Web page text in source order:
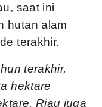
saat ini
hutan alam
terakhir.
terakhir,
hektare
Riau juga